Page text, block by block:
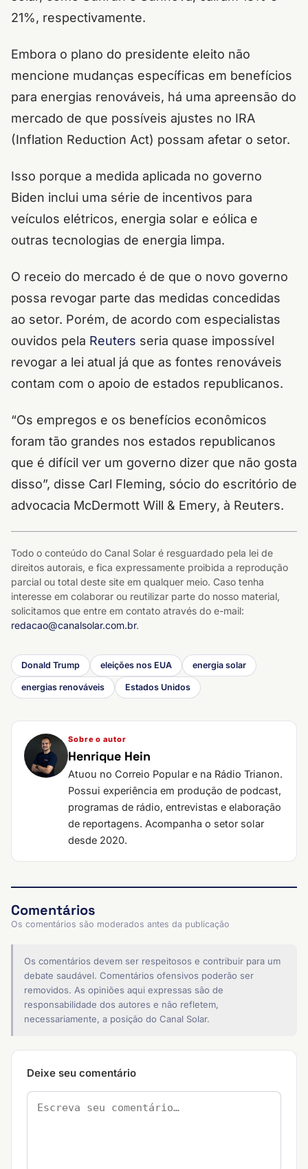
21%, respectivamente.
Embora o plano do presidente eleito não
mencione mudanças específicas em benefícios
para energias renováveis, há uma apreensão do
mercado de que possíveis ajustes no IRA
(Inflation Reduction Act) possam afetar o setor.
Isso porque a medida aplicada no governo
Biden inclui uma série de incentivos para
veículos elétricos, energia solar e eólica e
outras tecnologias de energia limpa.
O receio do mercado é de que o novo governo
possa revogar parte das medidas concedidas
ao setor. Porém, de acordo com especialistas
ouvidos pela Reuters seria quase impossível
revogar a lei atual já que as fontes renováveis
contam com o apoio de estados republicanos.
“Os empregos e os benefícios econômicos
foram tão grandes nos estados republicanos
que é difícil ver um governo dizer que não gosta
disso”, disse Carl Fleming, sócio do escritório de
advocacia McDermott Will & Emery, à Reuters.
Todo o conteúdo do Canal Solar é resguardado pela lei de
direitos autorais, e fica expressamente proibida a reprodução
parcial ou total deste site em qualquer meio. Caso tenha
interesse em colaborar ou reutilizar parte do nosso material,
solicitamos que entre em contato através do e-mail:
redacao@canalsolar.com.br.
Donald Trump eleições nos EUA energia solar
energias renováveis Estados Unidos
Sobre o autor
Henrique Hein
Atuou no Correio Popular e na Rádio Trianon.
Possui experiência em produção de podcast,
programas de rádio, entrevistas e elaboração
de reportagens. Acompanha o setor solar
desde 2020.
Comentários
Os comentários são moderados antes da publicação
Os comentários devem ser respeitosos e contribuir para um
debate saudável. Comentários ofensivos poderão ser
removidos. As opiniões aqui expressas são de
responsabilidade dos autores e não refletem,
necessariamente, a posição do Canal Solar.
Deixe seu comentário